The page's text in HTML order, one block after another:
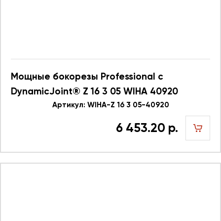
Мощные бокорезы Professional с
DynamicJoint® Z 16 3 05 WIHA 40920
Артикул: WIHA-Z 16 3 05-40920
6 453.20 р.